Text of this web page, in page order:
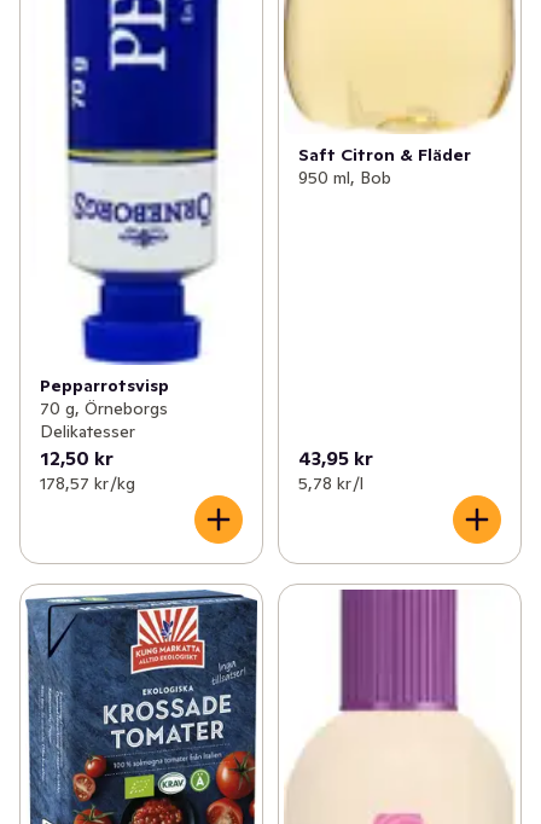
Pepparrotsvisp
70 g, Örneborgs
Delikatesser
12,50 kr
178,57 kr /kg
Saft Citron & Fläder
950 ml, Bob
43,95 kr
5,78 kr /l